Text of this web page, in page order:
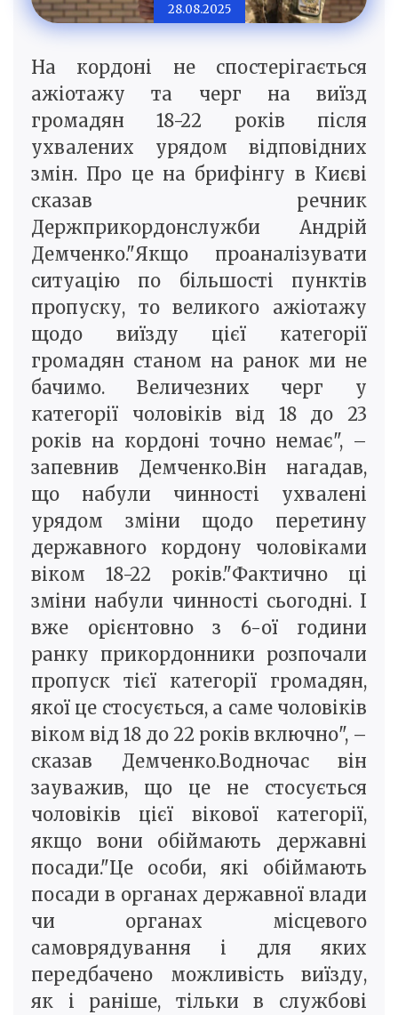
28.08.2025
На кордоні не спостерігається
ажіотажу та черг на виїзд
громадян 18-22 років після
ухвалених урядом відповідних
змін. Про це на брифінгу в Києві
сказав речник
Держприкордонслужби Андрій
Демченко."Якщо проаналізувати
ситуацію по більшості пунктів
пропуску, то великого ажіотажу
щодо виїзду цієї категорії
громадян станом на ранок ми не
бачимо. Величезних черг у
категорії чоловіків від 18 до 23
років на кордоні точно немає", –
запевнив Демченко.Він нагадав,
що набули чинності ухвалені
урядом зміни щодо перетину
державного кордону чоловіками
віком 18-22 років."Фактично ці
зміни набули чинності сьогодні. І
вже орієнтовно з 6-ої години
ранку прикордонники розпочали
пропуск тієї категорії громадян,
якої це стосується, а саме чоловіків
віком від 18 до 22 років включно", –
сказав Демченко.Водночас він
зауважив, що це не стосується
чоловіків цієї вікової категорії,
якщо вони обіймають державні
посади."Це особи, які обіймають
посади в органах державної влади
чи органах місцевого
самоврядування і для яких
передбачено можливість виїзду,
як і раніше, тільки в службові